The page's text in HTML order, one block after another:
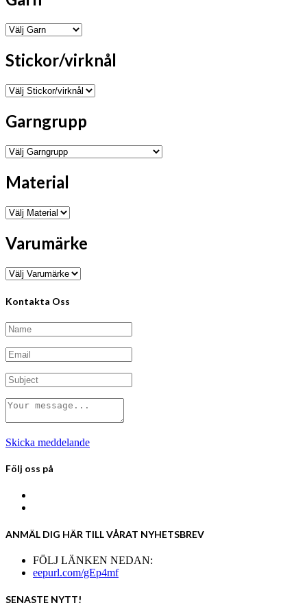
Stickor/virknål
Garngrupp
Material
Varumärke
Kontakta Oss
Skicka meddelande
Följ oss på
ANMÄL DIG HÄR TILL VÅRAT NYHETSBREV
FÖLJ LÄNKEN NEDAN:
eepurl.com/gEp4mf
SENASTE NYTT!